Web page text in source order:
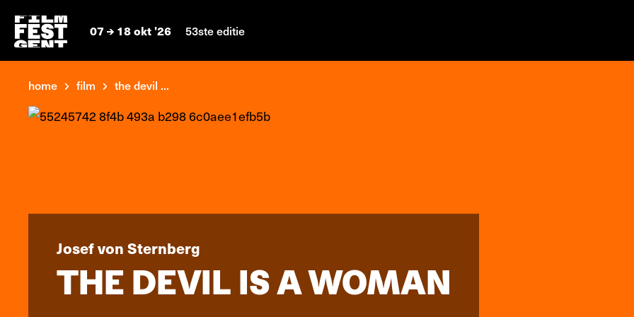
07 18 okt '26 53ste editie
home film the devil ...
Josef von Sternberg
THE DEVIL IS A WOMAN